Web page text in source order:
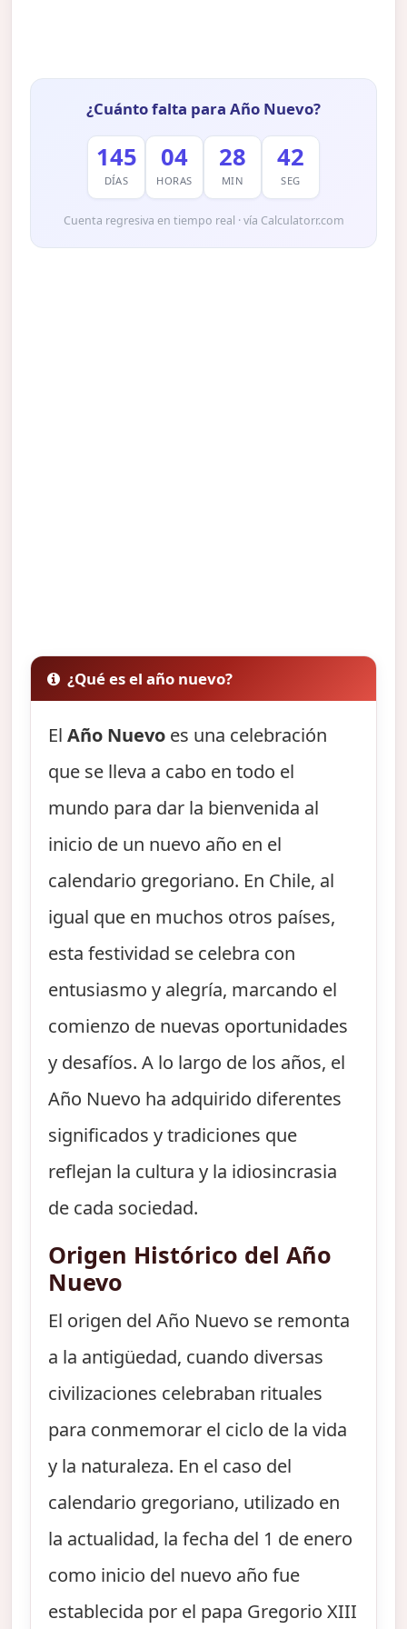
¿Cuánto falta para Año Nuevo?
145
DÍAS
04
HORAS
28
MIN
41
SEG
Cuenta regresiva en tiempo real · vía Calculatorr.com
¿Qué es el año nuevo?
ElAño Nuevo es una celebración
que se lleva a cabo en todo el
mundo para dar la bienvenida al
inicio de un nuevo año en el
calendario gregoriano. En Chile, al
igual que en muchos otros países,
esta festividad se celebra con
entusiasmo y alegría, marcando el
comienzo de nuevas oportunidades
y desafíos. A lo largo de los años, el
Año Nuevo ha adquirido diferentes
significados y tradiciones que
reflejan la cultura y la idiosincrasia
de cada sociedad.
Origen Histórico del Año
Nuevo
El origen del Año Nuevo se remonta
a la antigüedad, cuando diversas
civilizaciones celebraban rituales
para conmemorar el ciclo de la vida
y la naturaleza. En el caso del
calendario gregoriano, utilizado en
la actualidad, la fecha del 1 de enero
como inicio del nuevo año fue
establecida por el papa Gregorio XIII